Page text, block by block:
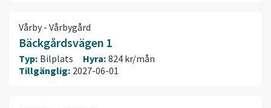
Bäckgårdsvägen 1
Vårby - Vårbygård
Typ: Bilplats Hyra: 824 kr/mån
Tillgänglig: 2027-06-01